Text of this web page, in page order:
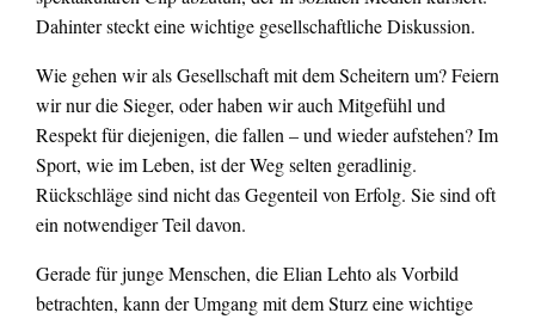
Dahinter steckt eine wichtige gesellschaftliche Diskussion.
Wie gehen wir als Gesellschaft mit dem Scheitern um? Feiern
wir nur die Sieger, oder haben wir auch Mitgefühl und
Respekt für diejenigen, die fallen – und wieder aufstehen? Im
Sport, wie im Leben, ist der Weg selten geradlinig.
Rückschläge sind nicht das Gegenteil von Erfolg. Sie sind oft
ein notwendiger Teil davon.
Gerade für junge Menschen, die Elian Lehto als Vorbild
betrachten, kann der Umgang mit dem Sturz eine wichtige